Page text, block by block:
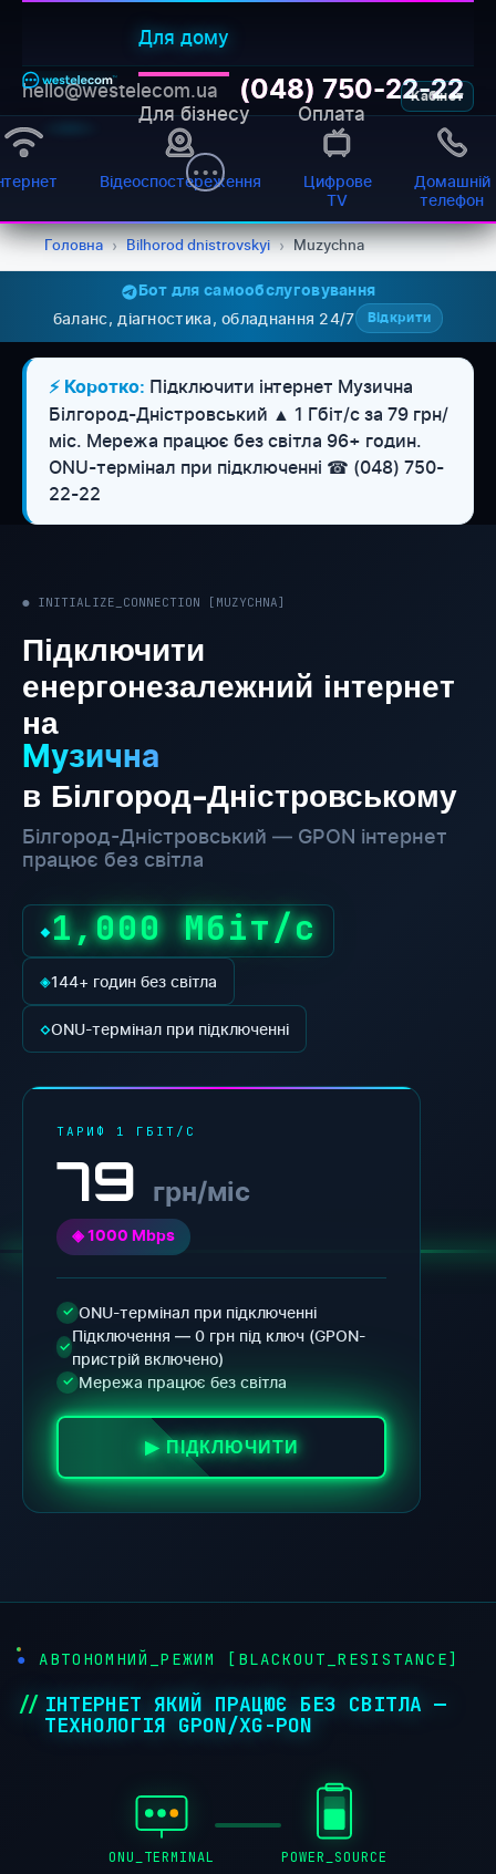
Для дому
Для бізнесу Оплата
Кабінет
hello@westelecom.ua (048) 750-22-22
Відеоспостереження
Цифрове
TV
Домашній
телефон
Головна › Bilhorod dnistrovskyi › Muzychna
Бот для самообслуговування
баланс, діагностика, обладнання 24/7 Відкрити
⚡ Коротко: Підключити інтернет Музична
Білгород-Дністровський ▲ 1 Гбіт/с за 79 грн/
міс. Мережа працює без світла 96+ годин.
ONU-термінал при підключенні ☎ (048) 750-
22-22
● INITIALIZE_CONNECTION [MUZYCHNA]
Підключити
енергонезалежний інтернет
на
Музична
в Білгород-Дністровському
Білгород-Дністровський — GPON інтернет
працює без світла
◆1,000 Мбіт/с
◈144+ годин без світла
◇ONU-термінал при підключенні
ТАРИФ 1 ГБІТ/С
79 грн/міс
◈ 1000 Mbps
✓ ONU-термінал при підключенні
✓
Підключення — 0 грн під ключ (GPON-
пристрій включено)
✓ Мережа працює без світла
▶ ПІДКЛЮЧИТИ
● АВТОНОМНИЙ_РЕЖИМ [BLACKOUT_RESISTANCE]
ІНТЕРНЕТ ЯКИЙ ПРАЦЮЄ БЕЗ СВІТЛА —
ТЕХНОЛОГІЯ GPON/XG-PON
ONU_TERMINAL POWER_SOURCE
WESTELECOM
Онлайн-підтримка